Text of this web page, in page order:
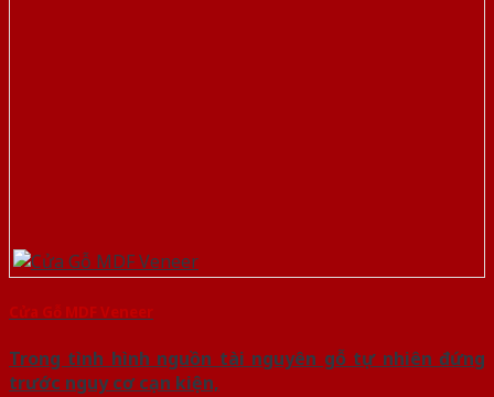
Cửa Gỗ MDF Veneer
Trong tình hình nguồn tài nguyên gỗ tự nhiên đứng
trước nguy cơ cạn kiện,